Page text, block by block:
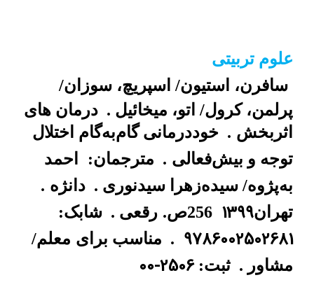
علوم تربیتی
سافرن، استیون/ اسپریچ، سوزان/
پرلمن، کرول/ اتو، میخائیل . درمان های
اثربخش . خوددرمانی گام‌به‌گام اختلال
توجه و بیش‌فعالی . مترجمان: احمد
به‌پژوه/ سیده‌زهرا سیدنوری . دانژه .
تهران1399256ص. رقعی . شابک:
9786002502681
. مناسب برای معلم/
مشاور .
ثبت:00-2506